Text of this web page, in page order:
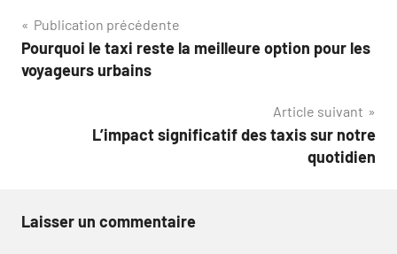
Navigation
de
Publication précédente
Pourquoi le taxi reste la meilleure option pour les
voyageurs urbains
Article suivant
L’impact significatif des taxis sur notre
quotidien
Laisser un commentaire